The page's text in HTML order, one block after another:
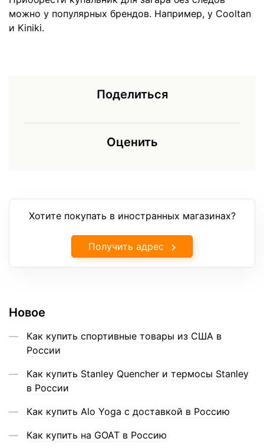
можно у популярных брендов. Например, у Cooltan
и Kiniki.
Поделиться
Оценить
Хотите покупать в иностранных магазинах?
Получить адрес
Новое
Как купить спортивные товары из США в
России
Как купить Stanley Quencher и термосы Stanley
в России
Как купить Alo Yoga с доставкой в Россию
Как купить на GOAT в Россию